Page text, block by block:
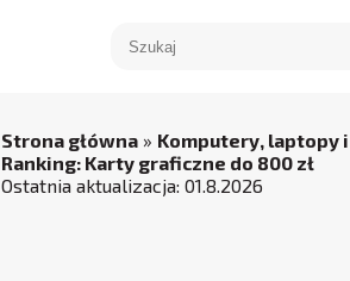
Strona główna » Komputery, laptopy
Ranking: Karty graficzne do 800 zł
Ostatnia aktualizacja: 01.8.2026